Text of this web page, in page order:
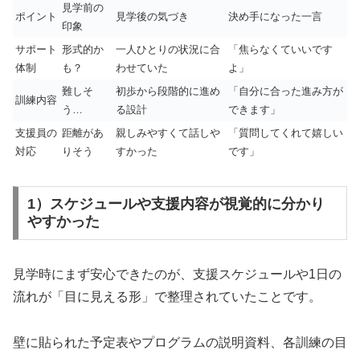
ポイント
見学前の
印象
見学後の気づき 決め手になった一言
サポート
体制
形式的か
も？
一人ひとりの状況に合
わせていた
「焦らなくていいです
よ」
訓練内容
難しそ
う…
初歩から段階的に進め
る設計
「自分に合った進み方が
できます」
支援員の
対応
距離があ
りそう
親しみやすくて話しや
すかった
「質問してくれて嬉しい
です」
1）スケジュールや支援内容が視覚的に分かり
やすかった
見学時にまず安心できたのが、支援スケジュールや1日の
流れが「目に見える形」で整理されていたことです。
壁に貼られた予定表やプログラムの説明資料、各訓練の目